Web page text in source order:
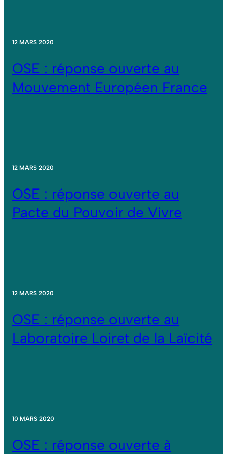
12 MARS 2020
OSE : réponse ouverte au
Mouvement Européen France
12 MARS 2020
OSE : réponse ouverte au
Pacte du Pouvoir de Vivre
12 MARS 2020
OSE : réponse ouverte au
Laboratoire Loiret de la Laïcité
10 MARS 2020
OSE : réponse ouverte à